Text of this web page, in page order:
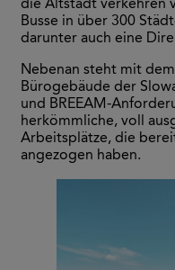
die Altstadt verkehren
Busse in über 300
darunter auch eine
Nebenan steht mit
Bürogebäude der
und BREEAM-
herkömmliche, voll
Arbeitsplätze, die
angezogen haben.